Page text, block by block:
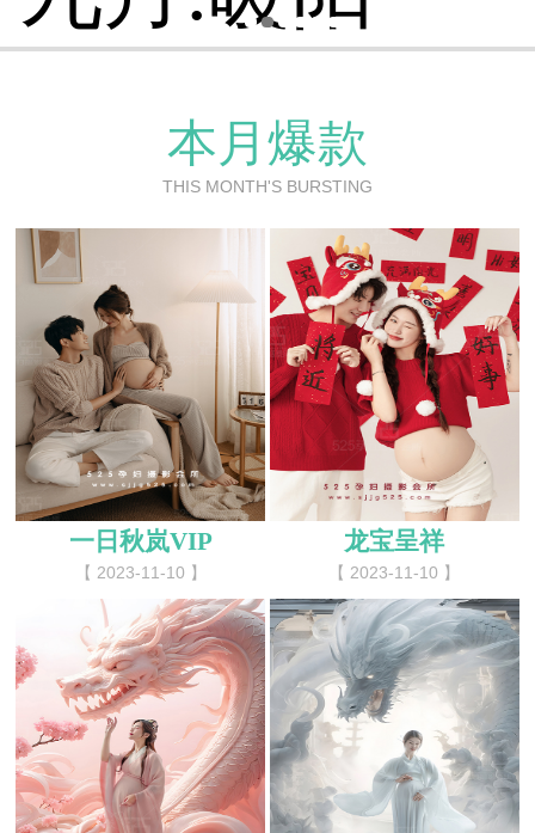
本月爆款
THIS MONTH'S BURSTING
一日秋岚VIP
【 2023-11-10 】
龙宝呈祥
【 2023-11-10 】